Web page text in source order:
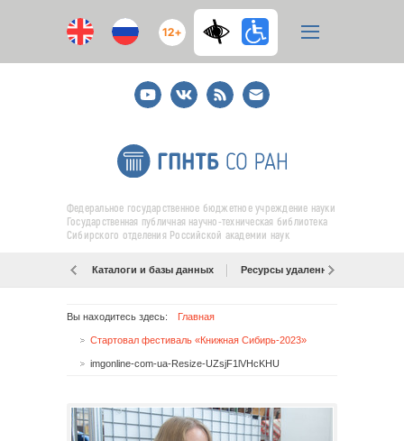
12+
YoutubeВКонтакте
RSS
E-
mail
подписка
Федеральное государственное бюджетное учреждение науки
Государственная публичная научно-техническая библиотека
Сибирского отделения Российской академии наук
Каталоги и базы данных Ресурсы удаленного доступа
Вы находитесь здесь: Главная
Стартовал фестиваль «Книжная Сибирь-2023»
imgonline-com-ua-Resize-UZsjF1lVHcKHU